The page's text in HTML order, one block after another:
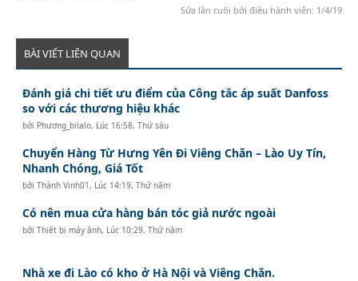
Sửa lần cuối bởi điều hành viên: 1/4/19
BÀI VIẾT LIÊN QUAN
Đánh giá chi tiết ưu điểm của Công tắc áp suất Danfoss
so với các thương hiệu khác
bởi Phương_bilalo, Lúc 16:58, Thứ sáu
Chuyển Hàng Từ Hưng Yên Đi Viêng Chăn – Lào Uy Tín,
Nhanh Chóng, Giá Tốt
bởiThành Vinh01, Lúc 14:19, Thứ năm
Có nên mua cửa hàng bán tóc giả nước ngoài
bởiThiết bị máy ảnh, Lúc 10:29, Thứ năm
Nhà xe đi Lào có kho ở Hà Nội và Viêng Chăn.